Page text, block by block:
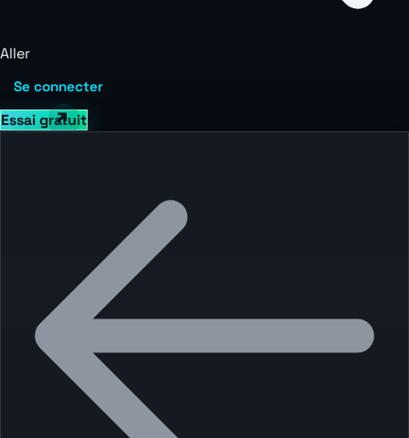
Aller
Se connecter
Essai gratuit